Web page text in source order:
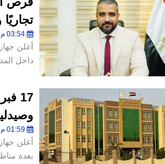
03:54 م - الجمعة 6 فبراير 2026
داخل
01:59 م - الجمعة 30 يناير 2026
بعدة